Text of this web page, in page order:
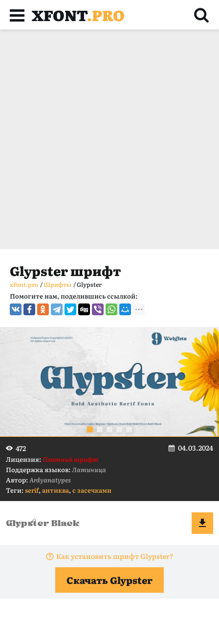
XFONT.PRO
Glypster шрифт
xFont.pro /Шрифты /Glypster
Помогите нам, поделившись ссылкой:
472 04.03.2024
Лицензия:Платный шрифт
Поддержка языков:Латиница
Автор:Ardyanatypes
Теги:serif,антиква,с засечками
Как установить шрифт Glypster?
Скачать Glypster